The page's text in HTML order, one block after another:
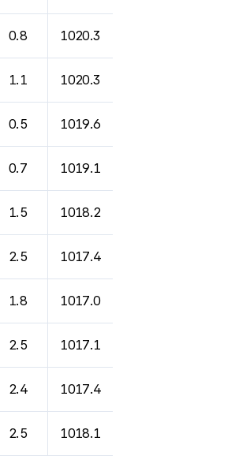
0.8 1020.3
1.1 1020.3
0.5 1019.6
0.7 1019.1
1.5 1018.2
2.5 1017.4
1.8 1017.0
2.5 1017.1
2.4 1017.4
2.5 1018.1